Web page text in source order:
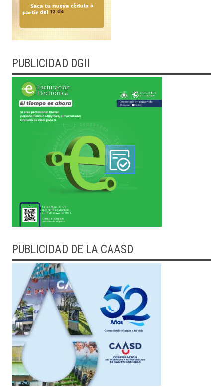
PUBLICIDAD DGII
PUBLICIDAD DE LA CAASD